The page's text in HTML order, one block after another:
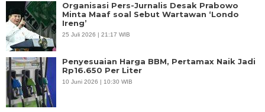
Organisasi Pers-Jurnalis Desak Prabowo
Minta Maaf soal Sebut Wartawan ‘Londo
Ireng’
25 Juli 2026 | 21:17 WIB
Penyesuaian Harga BBM, Pertamax Naik Jadi
Rp16.650 Per Liter
10 Juni 2026 | 10:30 WIB